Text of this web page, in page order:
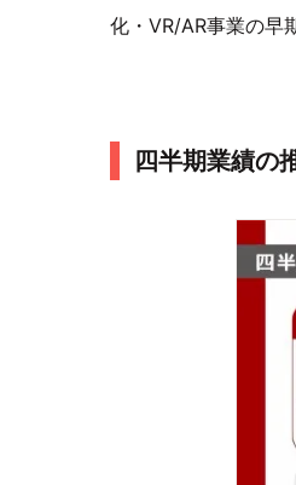
化・VR/AR事業の早
四半期業績の